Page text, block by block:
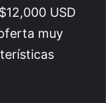
USD
muy